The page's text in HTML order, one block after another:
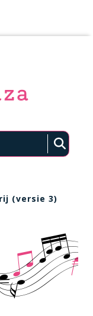
(versie 3)